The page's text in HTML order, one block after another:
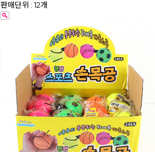
판매단위 : 12개